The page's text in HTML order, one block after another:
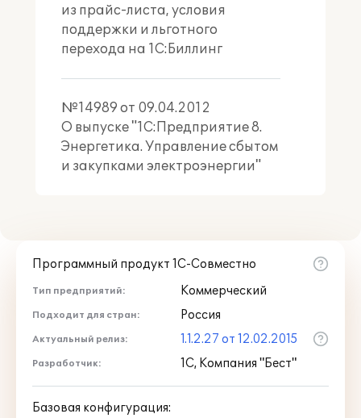
из прайс-листа, условия
поддержки и льготного
перехода на 1С:Биллинг
№14989 от 09.04.2012
О выпуске "1С:Предприятие 8.
Энергетика. Управление сбытом
и закупками электроэнергии"
Программный продукт 1С-Совместно
Тип предприятий: Коммерческий
Подходит для стран: Россия
Актуальный релиз: 1.1.2.27 от 12.02.2015
Разработчик: 1С, Компания "Бест"
Базовая конфигурация: